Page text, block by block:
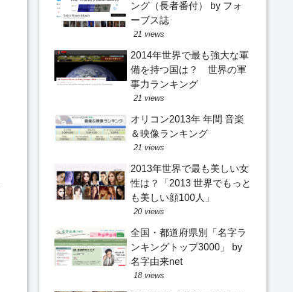
ング（長者番付） by フォ
ーブス誌
21 views
2014年世界で最も強大な軍
備を持つ国は？ 世界の軍
事力ランキング
21 views
オリコン2013年 年間 音楽
＆映像ランキング
21 views
2013年世界で最も美しい女
性は？「2013 世界でもっと
も美しい顔100人」
20 views
全国・都道府県別「名字ラ
ンキングトップ3000」 by
名字由来net
18 views